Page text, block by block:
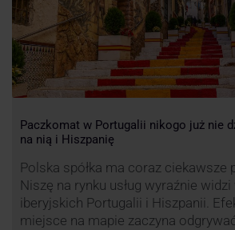
Paczkomat w Portugalii nikogo już nie
na nią i Hiszpanię
Polska spółka ma coraz ciekawsze
Niszę na rynku usług wyraźnie
iberyjskich Portugalii i Hiszpanii.
miejsce na mapie zaczyna